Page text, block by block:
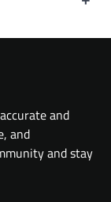
and
and
and stay